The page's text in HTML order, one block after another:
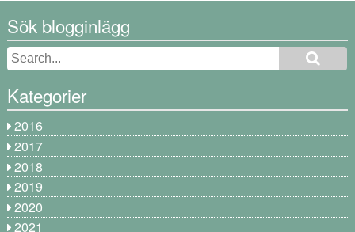
Sök blogginlägg
Kategorier
2016
2017
2018
2019
2020
2021